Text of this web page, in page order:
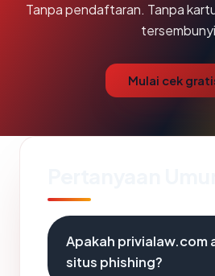
Tanpa pendaftaran. Tanpa
Mulai cek
Apakah privialaw.com
situs phishing?